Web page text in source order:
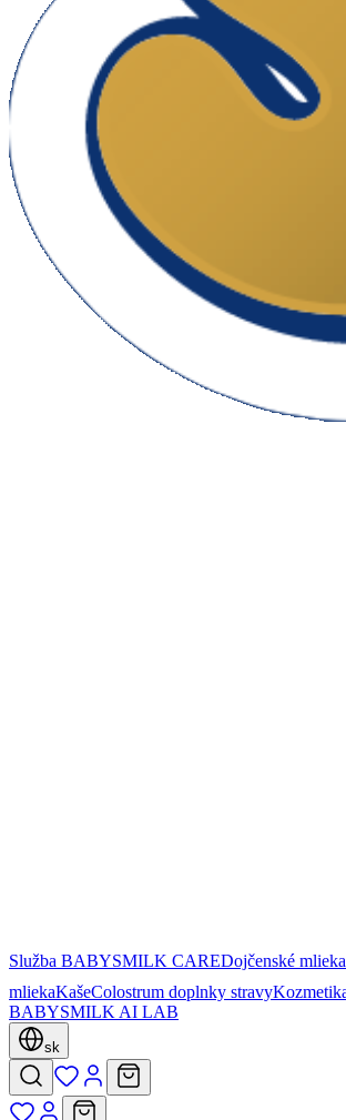
Služba BABYSMILK CAREDojčenské mlieka
mliekaKašeColostrum doplnky stravy
BABYSMILK AI LAB
sk